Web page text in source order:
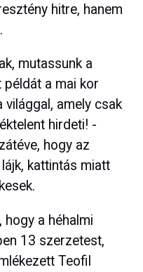
hitre, hanem
mutassunk a
a mai kor
világgal, amely csak
hirdeti! -
hogy az
kattintás miatt
a héhalmi
13 szerzetest,
Teofil